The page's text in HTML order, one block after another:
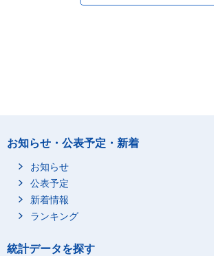
お知らせ・公表予定・新着
お知らせ
公表予定
新着情報
ランキング
統計データを探す